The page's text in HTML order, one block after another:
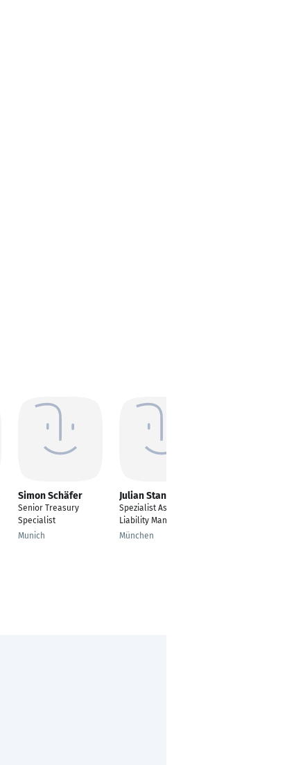
Simon Schäfer
Senior Treasury
Specialist
Munich
Julian Stanger
Spezialist Asset
Liability Management
München